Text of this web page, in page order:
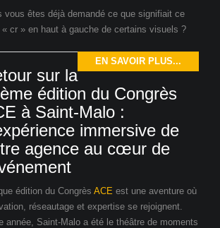
vous êtes déjà demandé ce que signifiait ce
« cr » en haut à gauche de certains visuels ?
EN SAVOIR PLUS...
sur la
édition du Congrès
à Saint-Malo :
immersive de
agence au cœur de
édition du Congrès ACE est une aventure où
réseautage et expertise se rejoignent.
année, Saint-Malo a été le théâtre de moments